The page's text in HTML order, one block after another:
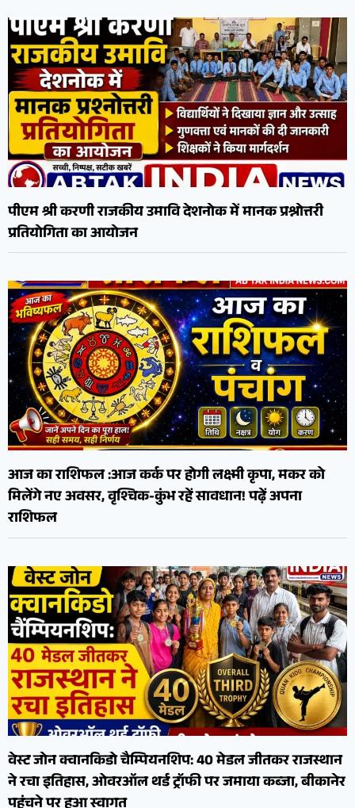
पीएम श्री करणी राजकीय उमावि देशनोक में मानक प्रश्नोत्तरी
प्रतियोगिता का आयोजन
आज का राशिफल :आज कर्क पर होगी लक्ष्मी कृपा, मकर को
मिलेंगे नए अवसर, वृश्चिक-कुंभ रहें सावधान! पढ़ें अपना
राशिफल
वेस्ट जोन क्वानकिडो चैम्पियनशिप: 40 मेडल जीतकर राजस्थान
ने रचा इतिहास, ओवरऑल थर्ड ट्रॉफी पर जमाया कब्जा, बीकानेर